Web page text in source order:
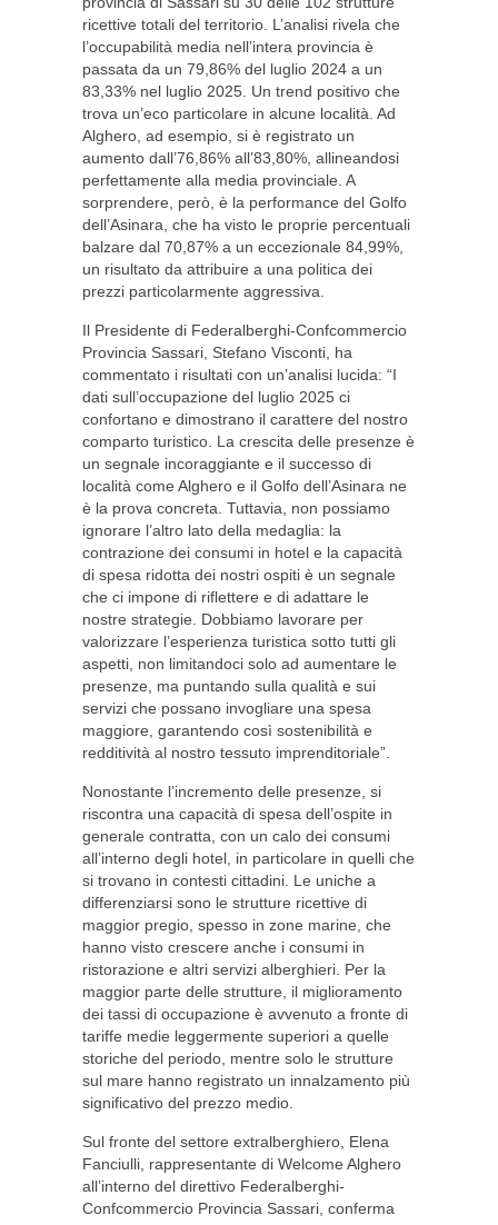
ricettive totali del territorio. L’analisi rivela che
l’occupabilità media nell’intera provincia è
passata da un 79,86% del luglio 2024 a un
83,33% nel luglio 2025. Un trend positivo che
trova un’eco particolare in alcune località. Ad
Alghero, ad esempio, si è registrato un
aumento dall’76,86% all’83,80%, allineandosi
perfettamente alla media provinciale. A
sorprendere, però, è la performance del Golfo
dell’Asinara, che ha visto le proprie percentuali
balzare dal 70,87% a un eccezionale 84,99%,
un risultato da attribuire a una politica dei
prezzi particolarmente aggressiva.
Il Presidente di Federalberghi-Confcommercio
Provincia Sassari, Stefano Visconti, ha
commentato i risultati con un’analisi lucida: “I
dati sull’occupazione del luglio 2025 ci
confortano e dimostrano il carattere del nostro
comparto turistico. La crescita delle presenze è
un segnale incoraggiante e il successo di
località come Alghero e il Golfo dell’Asinara ne
è la prova concreta. Tuttavia, non possiamo
ignorare l’altro lato della medaglia: la
contrazione dei consumi in hotel e la capacità
di spesa ridotta dei nostri ospiti è un segnale
che ci impone di riflettere e di adattare le
nostre strategie. Dobbiamo lavorare per
valorizzare l’esperienza turistica sotto tutti gli
aspetti, non limitandoci solo ad aumentare le
presenze, ma puntando sulla qualità e sui
servizi che possano invogliare una spesa
maggiore, garantendo così sostenibilità e
redditività al nostro tessuto imprenditoriale”.
Nonostante l’incremento delle presenze, si
riscontra una capacità di spesa dell’ospite in
generale contratta, con un calo dei consumi
all’interno degli hotel, in particolare in quelli che
si trovano in contesti cittadini. Le uniche a
differenziarsi sono le strutture ricettive di
maggior pregio, spesso in zone marine, che
hanno visto crescere anche i consumi in
ristorazione e altri servizi alberghieri. Per la
maggior parte delle strutture, il miglioramento
dei tassi di occupazione è avvenuto a fronte di
tariffe medie leggermente superiori a quelle
storiche del periodo, mentre solo le strutture
sul mare hanno registrato un innalzamento più
significativo del prezzo medio.
Sul fronte del settore extralberghiero, Elena
Fanciulli, rappresentante di Welcome Alghero
all’interno del direttivo Federalberghi-
Confcommercio Provincia Sassari, conferma